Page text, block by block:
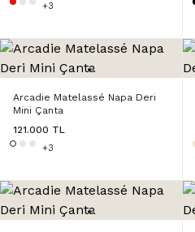
+3
Arcadie Matelassé Napa Deri
Mini Çanta
121.000 TL
+3